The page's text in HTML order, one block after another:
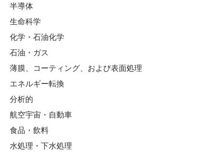
半導体
生命科学
化学・石油化学
石油・ガス
薄膜、コーティング、および表面処理
エネルギー転換
分析的
航空宇宙・自動車
食品・飲料
水処理・下水処理